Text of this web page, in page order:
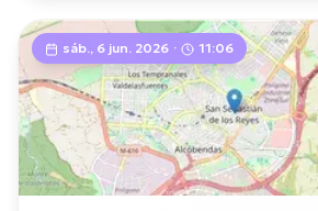
sáb., 6 jun. 2026 · 11:06